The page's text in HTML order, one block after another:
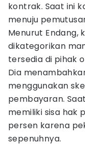
kontrak. Saat ini
menuju
Menurut Endang,
dikategorikan
tersedia di pihak
Dia
menggunakan
pembayaran.
memiliki sisa hak
persen karena
sepenuhnya.